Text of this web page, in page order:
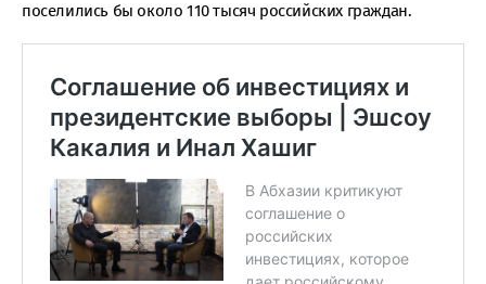
поселились бы около 110 тысяч российских граждан.